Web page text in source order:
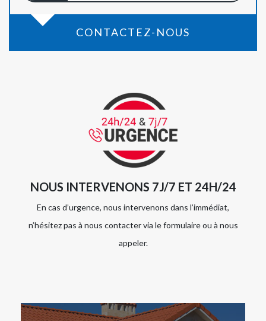
CONTACTEZ-NOUS
NOUS INTERVENONS 7J/7 ET 24H/24
En cas d’urgence, nous intervenons dans l’immédiat,
n’hésitez pas à nous contacter via le formulaire ou à nous
appeler.